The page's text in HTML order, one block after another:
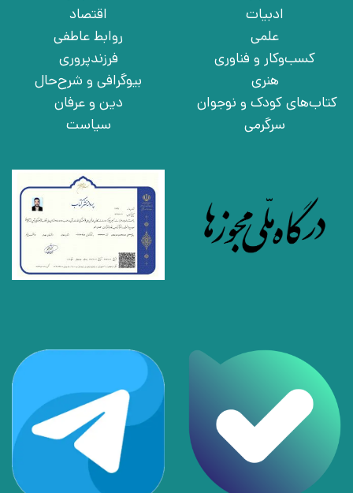
ادبیات
علمی
کسب‌وکار و فناوری
هنری
کتاب‌های کودک و نوجوان
سرگرمی
اقتصاد
روابط عاطفی
فرزندپروری
بیوگرافی و شرح‌حال
دین و عرفان
سیاست